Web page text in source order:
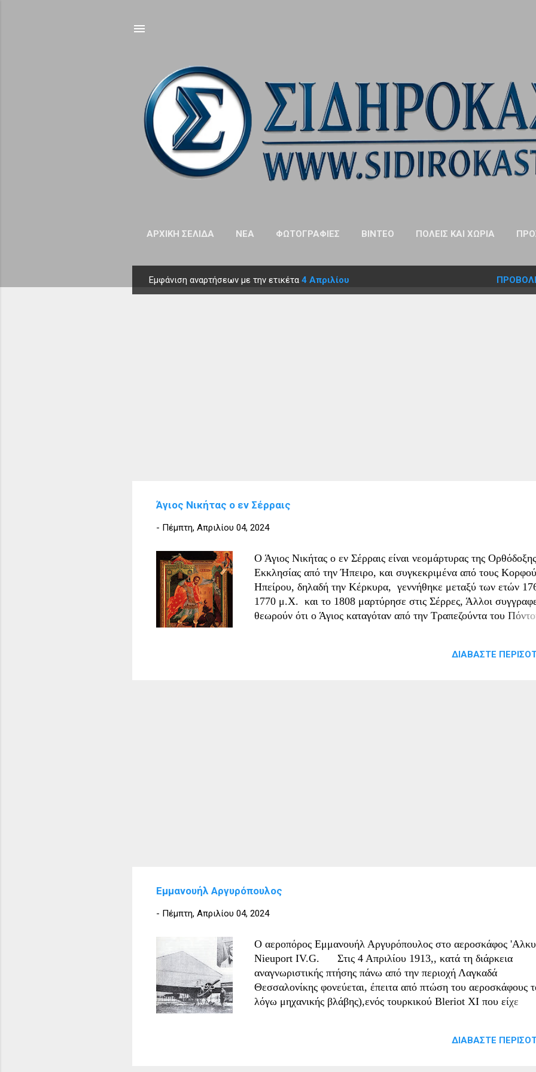
ΑΡΧΙΚΉ ΣΕΛΊΔΑ NΈΑ ΦΩΤΟΓΡΑΦΊΕΣ ΒΊΝΤΕΟ ΠΌΛΕΙΣ ΚΑΙ ΧΩΡΙΆ
Εμφάνιση αναρτήσεων με την ετικέτα 4 Απριλίου
Άγιος Νικήτας ο εν Σέρραις
- Πέμπτη, Απριλίου 04, 2024
Ο Άγιος Νικήτας ο εν Σέρραις είναι νεομάρτυρας της Ορθόδοξης
Εκκλησίας από την Ήπειρο, και συγκεκριμένα από τους
Ηπείρου, δηλαδή την Κέρκυρα, γεννήθηκε μεταξύ των ετών
1770 μ.Χ. και το 1808 μαρτύρησε στις Σέρρες, Άλλοι
θεωρούν ότι ο Άγιος καταγόταν από την Τραπεζούντα του
1850 μ.Χ. από τον μοναχό Ιάκωβο της Νέας Σκήτης και στην
ΔΙΑΒΆΣΤΕ
Εμμανουήλ Αργυρόπουλος
- Πέμπτη, Απριλίου 04, 2024
Ο αεροπόρος Εμμανουήλ Αργυρόπουλος στο αεροσκάφος
Nieuport IV.G. Στις 4 Απριλίου 1913,, κατά τη διάρκεια
αναγνωριστικής πτήσης πάνω από την περιοχή Λαγκαδά
Θεσσαλονίκης φονεύεται, έπειτα από πτώση του αεροσκάφους
λόγω μηχανικής βλάβης),ενός τουρκικού Bleriot XI που είχε
και ο ένθερμος υποστηρικτής της Αεροπορίας Κωνσταντίνος
ΔΙΑΒΆΣΤΕ